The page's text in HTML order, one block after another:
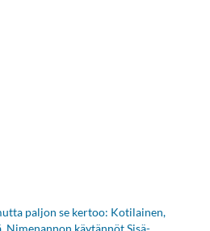
paljon se kertoo: Kotilainen,